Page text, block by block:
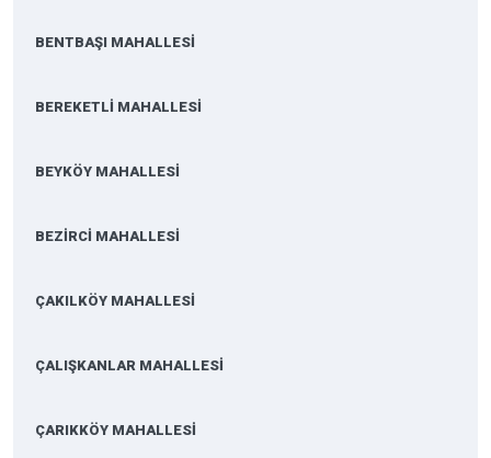
BENTBAŞI MAHALLESİ
BEREKETLİ MAHALLESİ
BEYKÖY MAHALLESİ
BEZİRCİ MAHALLESİ
ÇAKILKÖY MAHALLESİ
ÇALIŞKANLAR MAHALLESİ
ÇARIKKÖY MAHALLESİ